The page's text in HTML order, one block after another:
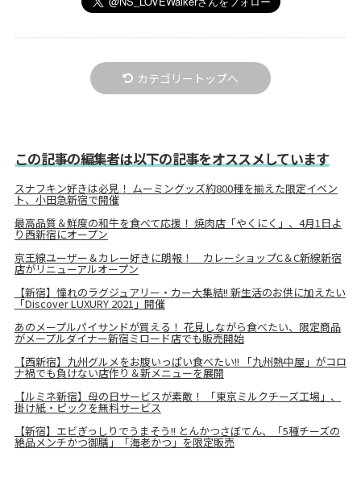
カテゴリートップへ
この記事の編集者は以下の記事をオススメしています
スナフキン好きは必見！ ムーミングッズ約800種を揃えた限定イベン
ト、小田急新宿で開催
最高品質＆鮮度の和牛を食べて応援！ 焼肉店「やくにく」、4月1日よ
り西新宿にオープン
京王線ユーザー＆カレー好きに朗報！ カレーショップC＆C新線新宿
店がリニューアルオープン
【新宿】憧れのラグジュアリー・カー大集結!! 新生活のお供に加えたい
「Discover LUXURY 2021」開催
あのメープルパイサンドが買える！ 花見しながら食べたい、限定商品
がメープルダイナー新宿ミロード店でも販売開始
【西新宿】九州グルメをお腹いっぱい食べたい!! 「九州熱中屋」がコロ
ナ禍でも負けない店作り＆新メニューを展開
【ルミネ新宿】母の日サービスが素敵！ 「東京ミルクチーズ工場」、
掛け紙・ピックを無料サービス
【新宿】エビぎっしりでうまそう!! とんかつさぼてん、「5種チーズの
絶品メンチかつ御膳」「海老かつ」を限定販売